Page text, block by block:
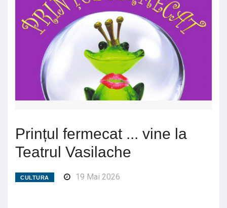
Prințul fermecat ... vine la
Teatrul Vasilache
CULTURA 19 Mai 2026